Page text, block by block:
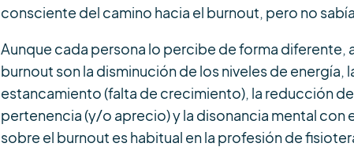
consciente del camino hacia el burnout, pero no
Aunque cada persona lo percibe de forma diferente,
burnout son la disminución de los niveles de
estancamiento (falta de crecimiento), la reducción
pertenencia (y/o aprecio) y la disonancia mental
sobre el burnout es habitual en la profesión de